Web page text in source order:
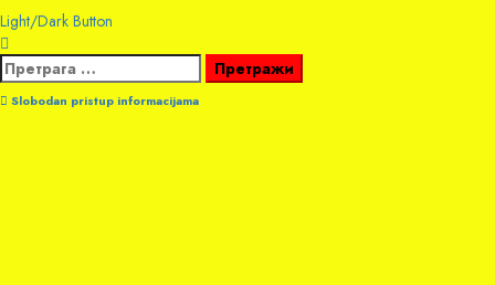
Light/Dark Button
Претрага
за:
Slobodan pristup informacijama